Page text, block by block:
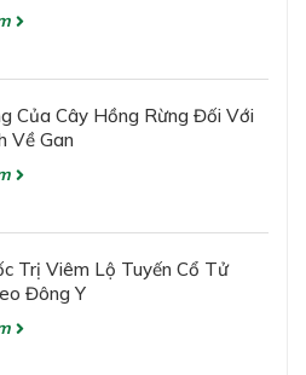
Của Cây Hồng Rừng Đối Với
Về Gan
Trị Viêm Lộ Tuyến Cổ Tử
Đông Y